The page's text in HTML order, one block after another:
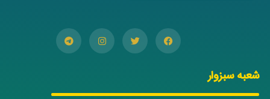
شعبه سبزوار